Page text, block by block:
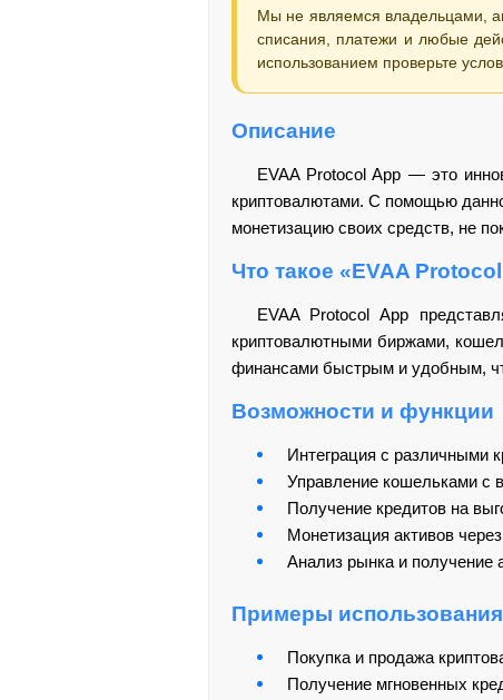
Мы не являемся владельцами,
списания, платежи и любые
использованием проверьте
Описание
EVAA Protocol App — это
криптовалютами. С помощью
монетизацию своих средств, не
Что такое «EVAA
EVAA Protocol App
криптовалютными биржами,
финансами быстрым и удобным,
Возможности и функции
Интеграция с различными
Управление кошельками с
Получение кредитов на
Монетизация активов
Анализ рынка и получение
Примеры использования
Покупка и продажа
Получение мгновенных